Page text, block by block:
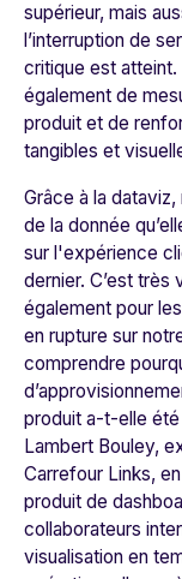
supérieur, mais
l’interruption de
critique est
également de
produit et de
tangibles et
Grâce à la dataviz,
de la donnée
sur l'expérience
dernier. C’est très
également pour
en rupture sur
comprendre
produit a-t-elle
Lambert Bouley,
Carrefour Links,
produit de
collaborateurs
visualisation en